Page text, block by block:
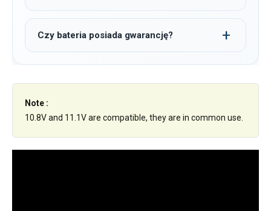
Czy bateria posiada gwarancję?
Note :
10.8V and 11.1V are compatible, they are in common use.